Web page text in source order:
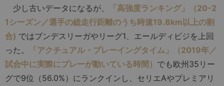
少し古いデータになるが、
「高強度ランキング」（20-2
1シーズン／選手の総走行距離のうち時速19.8km以上の割
合) ではブンデスリーガやリーグ1、エールディビジを上回
った。
「アクチュアル・プレーイングタイム」（2019年／
試合中に実際にプレーが動いている時間） でも欧州35リー
グで9位（56.0%）にランクインし、セリエAやプレミアリ